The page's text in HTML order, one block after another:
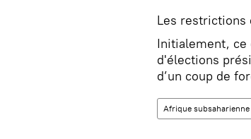
Les restrictions
Initialement, ce
d'élections
d’un coup de
Afrique subsaharienne